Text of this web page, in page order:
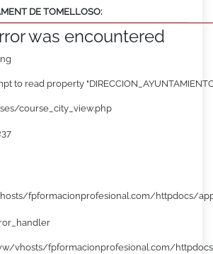
DE TOMELLOSO:
was encountered
to read property
course_city_view.php
fpformacionprofesional.com/httpdocs/
vhosts/fpformacionprofesional.com/